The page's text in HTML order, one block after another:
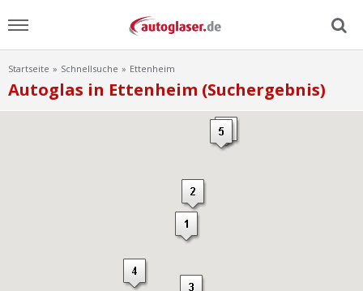
Menu
Home
Startseite Schnellsuche Ettenheim
Autoglas in Ettenheim (Suchergebnis)